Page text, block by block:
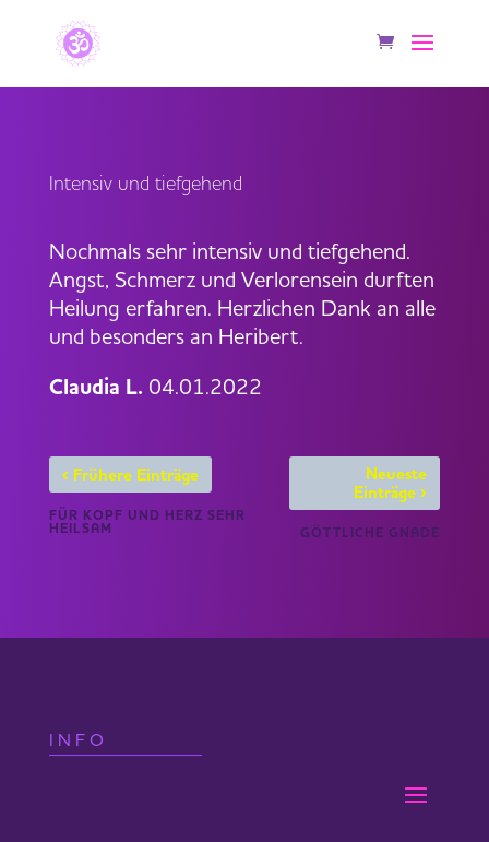
Intensiv und tiefgehend
Nochmals sehr intensiv und tiefgehend.
Angst, Schmerz und Verlorensein durften
Heilung erfahren. Herzlichen Dank an alle
und besonders an Heribert.
Claudia L. 04.01.2022
‹ Frühere Einträge
FÜR KOPF UND HERZ SEHR
HEILSAM
Neueste
Einträge›
GÖTTLICHE GNADE
INFO